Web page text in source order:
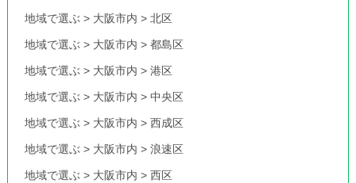
地域で選ぶ > 大阪市内 >北区
地域で選ぶ > 大阪市内 >都島区
地域で選ぶ > 大阪市内 >港区
地域で選ぶ > 大阪市内 >中央区
地域で選ぶ > 大阪市内 >西成区
地域で選ぶ > 大阪市内 >浪速区
地域で選ぶ > 大阪市内 >西区